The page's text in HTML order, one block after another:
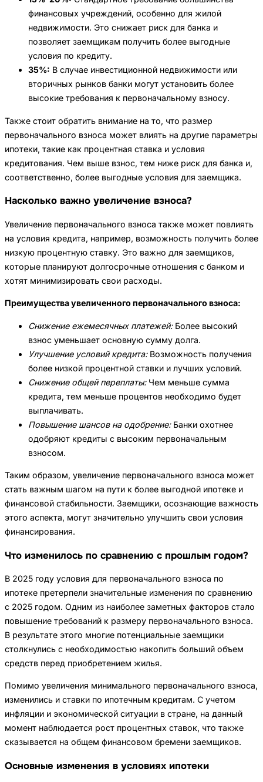
финансовых учреждений, особенно для жилой
недвижимости. Это снижает риск для банка и
позволяет заемщикам получить более выгодные
условия по кредиту.
35%: В случае инвестиционной недвижимости или
вторичных рынков банки могут установить более
высокие требования к первоначальному взносу.
Также стоит обратить внимание на то, что размер
первоначального взноса может влиять на другие параметры
ипотеки, такие как процентная ставка и условия
кредитования. Чем выше взнос, тем ниже риск для банка и,
соответственно, более выгодные условия для заемщика.
Насколько важно увеличение взноса?
Увеличение первоначального взноса также может повлиять
на условия кредита, например, возможность получить более
низкую процентную ставку. Это важно для заемщиков,
которые планируют долгосрочные отношения с банком и
хотят минимизировать свои расходы.
Преимущества увеличенного первоначального взноса:
Снижение ежемесячных платежей:Более высокий
взнос уменьшает основную сумму долга.
Улучшение условий кредита:Возможность получения
более низкой процентной ставки и лучших условий.
Снижение общей переплаты:Чем меньше сумма
кредита, тем меньше процентов необходимо будет
выплачивать.
Повышение шансов на одобрение:Банки охотнее
одобряют кредиты с высоким первоначальным
взносом.
Таким образом, увеличение первоначального взноса может
стать важным шагом на пути к более выгодной ипотеке и
финансовой стабильности. Заемщики, осознающие важность
этого аспекта, могут значительно улучшить свои условия
финансирования.
Что изменилось по сравнению с прошлым годом?
В 2025 году условия для первоначального взноса по
ипотеке претерпели значительные изменения по сравнению
с 2025 годом. Одним из наиболее заметных факторов стало
повышение требований к размеру первоначального взноса.
В результате этого многие потенциальные заемщики
столкнулись с необходимостью накопить больший объем
средств перед приобретением жилья.
Помимо увеличения минимального первоначального взноса,
изменились и ставки по ипотечным кредитам. С учетом
инфляции и экономической ситуации в стране, на данный
момент наблюдается рост процентных ставок, что также
сказывается на общем финансовом бремени заемщиков.
Основные изменения в условиях ипотеки